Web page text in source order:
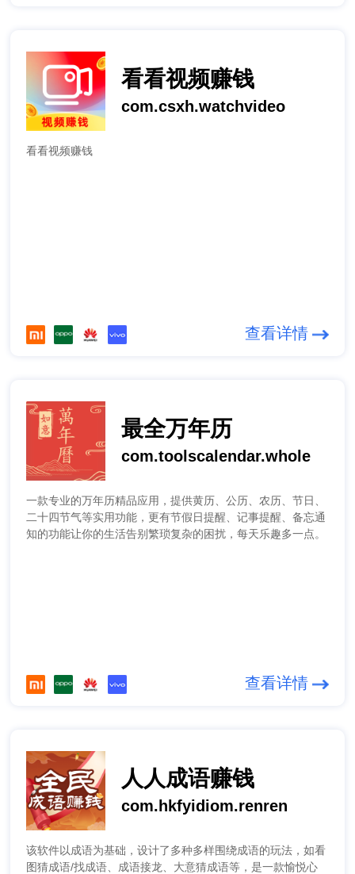
看看视频赚钱
com.csxh.watchvideo
看看视频赚钱
查看详情
最全万年历
com.toolscalendar.whole
一款专业的万年历精品应用，提供黄历、公历、农历、节日、
二十四节气等实用功能，更有节假日提醒、记事提醒、备忘通
知的功能让你的生活告别繁琐复杂的困扰，每天乐趣多一点。
查看详情
人人成语赚钱
com.hkfyidiom.renren
该软件以成语为基础，设计了多种多样围绕成语的玩法，如看
图猜成语/找成语、成语接龙、大意猜成语等，是一款愉悦心